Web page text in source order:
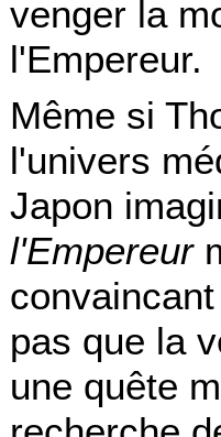
venger la
l'Empereur.
Même si
l'univers
Japon
l'Empereur
pas que la
une quête